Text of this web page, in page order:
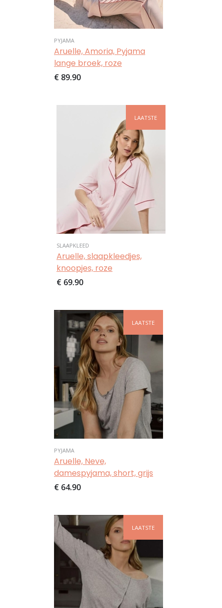
PYJAMA
Aruelle, Amoria, Pyjama
lange broek, roze
€ 89,90
LAATSTE
SLAAPKLEED
Aruelle, slaapkleedjes,
knoopjes, roze
€ 69,90
LAATSTE
Afbeelding
PYJAMA
Aruelle, Neve,
damespyjama, short, grijs
€ 64,90
LAATSTE
Afbeelding